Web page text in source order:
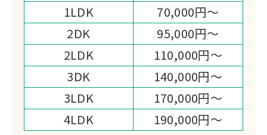
1LDK
70,000円～
2DK
95,000円～
2LDK
110,000円～
3DK
140,000円～
3LDK
170,000円～
4LDK
190,000円～